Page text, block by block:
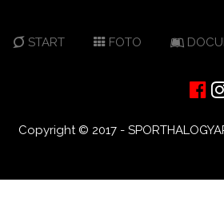
START FOTO
Copyright © 2017 -